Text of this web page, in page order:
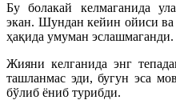
Бу болакай келмаганида
экан. Шундан кейин ойиси ва
ҳақида умуман эслашмаганди.
Жияни келганида энг
ташланмас эди, бугун эса
бўлиб ёниб турибди.